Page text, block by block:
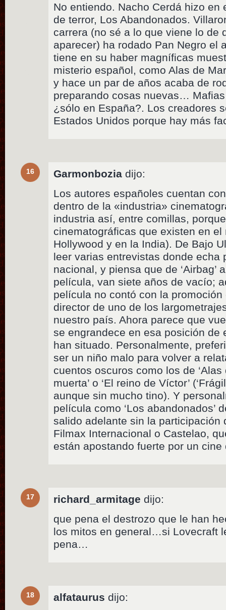
No entiendo. Nacho Cerdá hizo en
de terror, Los Abandonados.
carrera (no sé a lo que viene lo de
aparecer) ha rodado Pan Negro el
tiene en su haber magníficas
misterio español, como Alas de
y hace un par de años acaba de
preparando cosas nuevas…
¿sólo en España?. Los creadores
Estados Unidos porque hay más
16 Garmonbozia dijo:
Los autores españoles cuentan
dentro de la «industria»
industria así, entre comillas,
cinematográficas que existen en el
Hollywood y en la India). De Bajo
leer varias entrevistas donde echa
nacional, y piensa que de ‘Airbag’
película, van siete años de vacío;
película no contó con la
director de uno de los
nuestro país. Ahora parece que
se engrandece en esa posición de
han situado. Personalmente,
ser un niño malo para volver a
cuentos oscuros como los de ‘Alas
muerta’ o ‘El reino de Víctor’
aunque sin mucho tino). Y
película como ‘Los abandonados’
salido adelante sin la participación
Filmax Internacional o Castelao,
están apostando fuerte por un
17 richard_armitage dijo:
que pena el destrozo que le han
los mitos en general…si Lovecraft
pena…
18 alfataurus dijo: